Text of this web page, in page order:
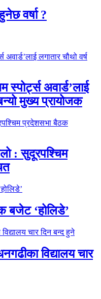
वर्षा ?
स्पोर्ट्स अवार्ड’लाई
मुख्य प्रायोजक
: सुदूरपश्चिम
बजेट ‘होलिडे’
विद्यालय चार